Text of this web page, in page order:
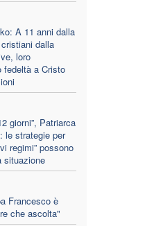
A 11 anni dalla
dalla
loro
fedeltà a Cristo
giorni”, Patriarca
le strategie per
regimi” possono
situazione
Francesco è
che ascolta"